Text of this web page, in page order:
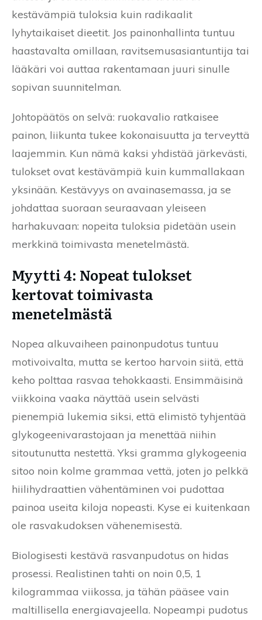
kestävämpiä tuloksia kuin radikaalit
lyhytaikaiset dieetit. Jos painonhallinta tuntuu
haastavalta omillaan, ravitsemusasiantuntija tai
lääkäri voi auttaa rakentamaan juuri sinulle
sopivan suunnitelman.
Johtopäätös on selvä: ruokavalio ratkaisee
painon, liikunta tukee kokonaisuutta ja terveyttä
laajemmin. Kun nämä kaksi yhdistää järkevästi,
tulokset ovat kestävämpiä kuin kummallakaan
yksinään. Kestävyys on avainasemassa, ja se
johdattaa suoraan seuraavaan yleiseen
harhakuvaan: nopeita tuloksia pidetään usein
merkkinä toimivasta menetelmästä.
Myytti 4: Nopeat tulokset
kertovat toimivasta
menetelmästä
Nopea alkuvaiheen painonpudotus tuntuu
motivoivalta, mutta se kertoo harvoin siitä, että
keho polttaa rasvaa tehokkaasti. Ensimmäisinä
viikkoina vaaka näyttää usein selvästi
pienempiä lukemia siksi, että elimistö tyhjentää
glykogeenivarastojaan ja menettää niihin
sitoutunutta nestettä. Yksi gramma glykogeenia
sitoo noin kolme grammaa vettä, joten jo pelkkä
hiilihydraattien vähentäminen voi pudottaa
painoa useita kiloja nopeasti. Kyse ei kuitenkaan
ole rasvakudoksen vähenemisestä.
Biologisesti kestävä rasvanpudotus on hidas
prosessi. Realistinen tahti on noin 0,5, 1
kilogrammaa viikossa, ja tähän pääsee vain
maltillisella energiavajeella. Nopeampi pudotus